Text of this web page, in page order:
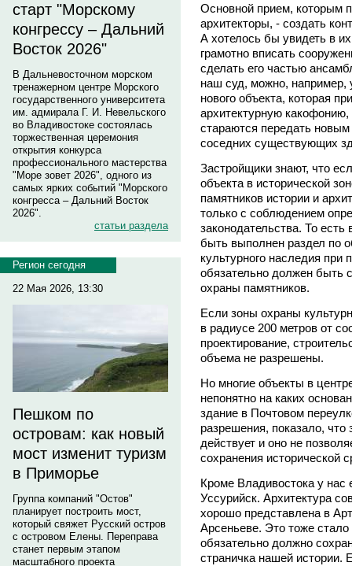
старт "Морскому
конгрессу – Дальний
Восток 2026"
В Дальневосточном морском
тренажерном центре Морского
государственного университета
им. адмирала Г. И. Невельского
во Владивостоке состоялась
торжественная церемония
открытия конкурса
профессионального мастерства
"Море зовет 2026", одного из
самых ярких событий "Морского
конгресса – Дальний Восток
2026".
статьи раздела
Регион сегодня
22 Мая 2026, 13:30
Пешком по
островам: как новый
мост изменит туризм
в Приморье
Группа компаний "Остов"
планирует построить мост,
который свяжет Русский остров
с островом Елены. Переправа
станет первым этапом
масштабного проекта
Основной прием, которым
архитекторы, - создать
А хотелось бы увидеть в
грамотно вписать
сделать его частью
наш суд, можно, например,
нового объекта, которая
архитектурную
стараются передать
соседних существующих
Застройщики знают, что
объекта в исторической
памятников истории и
только с соблюдением
законодательства. То
быть выполнен раздел по
культурного наследия при
обязательно должен быть
охраны памятников.
Если зоны охраны
в радиусе 200 метров от
проектирование,
объема не разрешены.
Но многие объекты в
непонятно на каких
здание в Почтовом
разрешения, показало, что
действует и оно не
сохранения исторической
Кроме Владивостока у нас
Уссурийск. Архитектура
хорошо представлена в
Арсеньеве. Это тоже
обязательно должно
страничка нашей истории.